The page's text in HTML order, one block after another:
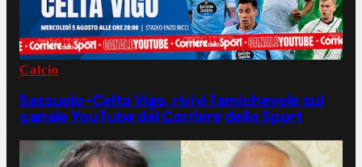
Calcio
Sassuolo-Celta Vigo, rivivi l'amichevole sul
canale YouTube del Corriere dello Sport